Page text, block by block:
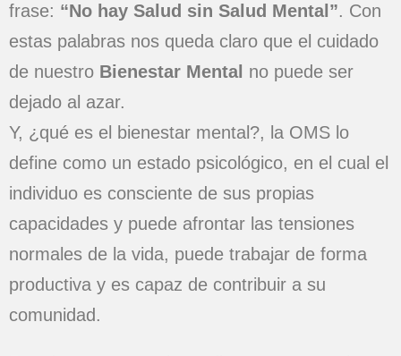
frase: “No hay Salud sin Salud Mental”. Con
estas palabras nos queda claro que el cuidado
de nuestro Bienestar Mental no puede ser
dejado al azar.
Y, ¿qué es el bienestar mental?, la OMS lo
define como un estado psicológico, en el cual el
individuo es consciente de sus propias
capacidades y puede afrontar las tensiones
normales de la vida, puede trabajar de forma
productiva y es capaz de contribuir a su
comunidad.